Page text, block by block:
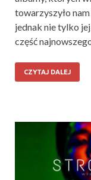
towarzyszyło
jednak nie tylko
część
CZYTAJ DALEJ